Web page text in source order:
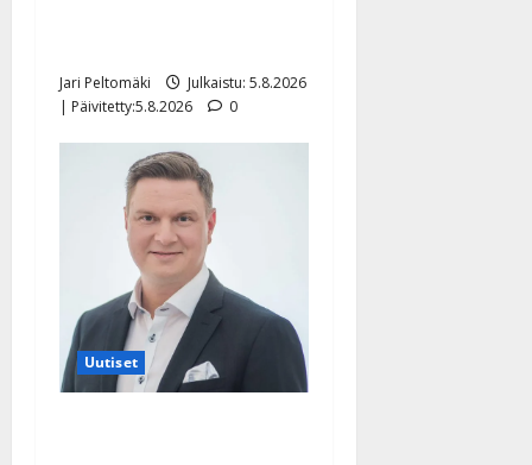
Jari Peltomäki
Julkaistu: 5.8.2026
| Päivitetty:5.8.2026
0
Uutiset